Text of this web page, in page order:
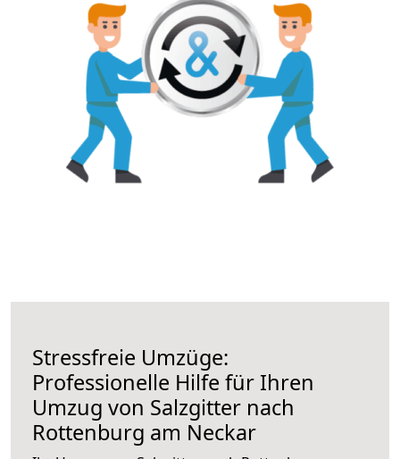
Stressfreie Umzüge:
Professionelle Hilfe für Ihren
Umzug von Salzgitter nach
Rottenburg am Neckar